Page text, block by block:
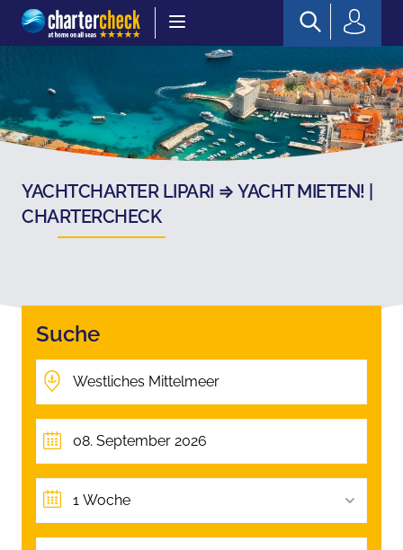
Chartercheck
YACHTCHARTER LIPARI ⇒ YACHT MIETEN! |
CHARTERCHECK
Suche
1 Woche